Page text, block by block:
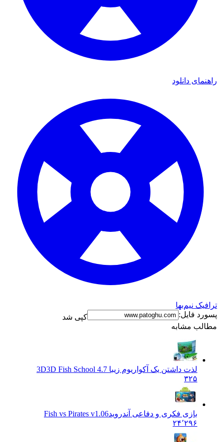
دانلود
نیم‌بها
فایل:
کپی شد
مشابه
لذت داشتن یک آکواریوم زیبا 3D3D Fish School 4.7
بازی فکری و دفاعی آندروید Fish vs Pirates v1.06
۲۴٬۲۹۶